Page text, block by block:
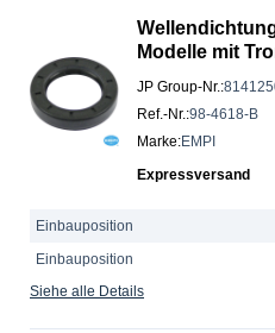
Modelle mit
JP Group-Nr.:
Ref.-Nr.:98-4618-B
Marke:EMPI
Expressversand
Einbauposition
Einbauposition
Siehe alle Details